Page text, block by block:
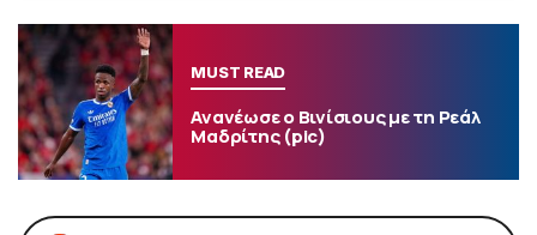
MUST READ
Ανανέωσε ο Βινίσιους με τη Ρεάλ
Μαδρίτης (pic)